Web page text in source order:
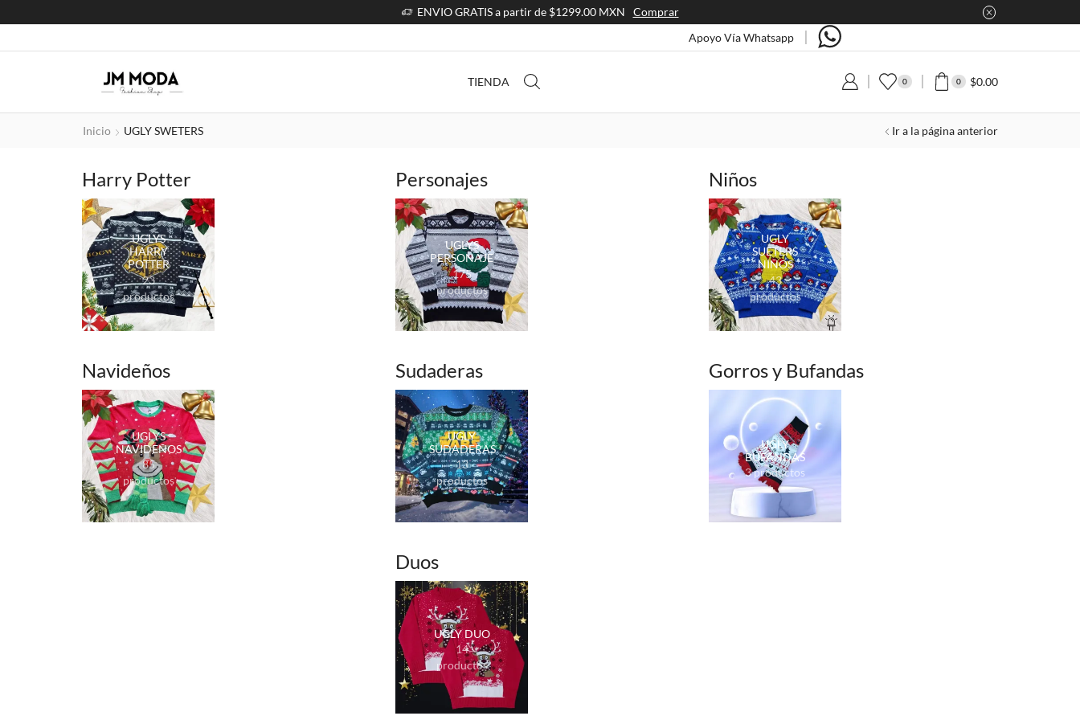
ENVIO GRATIS a partir de $1299.00 MXN
Comprar
Apoyo Vía Whatsapp
TIENDA 0 0 $0.00
Ir a la página anterior
Inicio UGLY SWETERS
Harry Potter
UGLYS
HARRY
POTTER
23
productos
Navideños
UGLYS
NAVIDEÑOS
85
productos
Personajes
UGLYS
PERSONAJE
175
productos
Sudaderas
UGLY
SUDADERAS
13
productos
Duos
UGLY DUO
14
productos
Niños
UGLY
SUETERS
NIÑOS
43
productos
Gorros y Bufandas
UGLY
BUFANDAS
3 productos